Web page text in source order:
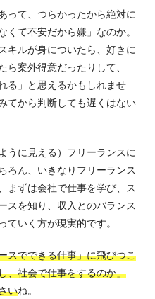
って、つらかったから絶対に
て不安だから嫌」なのか。
キルが身についたら、好きに
ら案外得意だったりして、
る」と思えるかもしれませ
てから判断しても遅くはない
うに見える）フリーランスに
ろん、いきなりフリーランス
まずは会社で仕事を学び、ス
スを知り、収入とのバランス
ていく方が現実的です。
スでできる仕事」に飛びつこ
、社会で仕事をするのか」
いね。